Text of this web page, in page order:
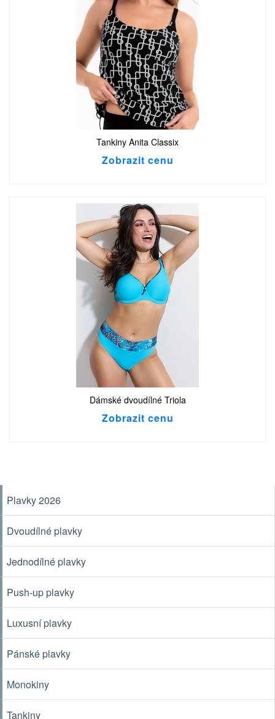
Tankiny Anita Classix
Zobrazit cenu
Dámské dvoudílné Triola
Zobrazit cenu
Plavky 2026
Dvoudílné plavky
Jednodílné plavky
Push-up plavky
Luxusní plavky
Pánské plavky
Monokiny
Tankiny